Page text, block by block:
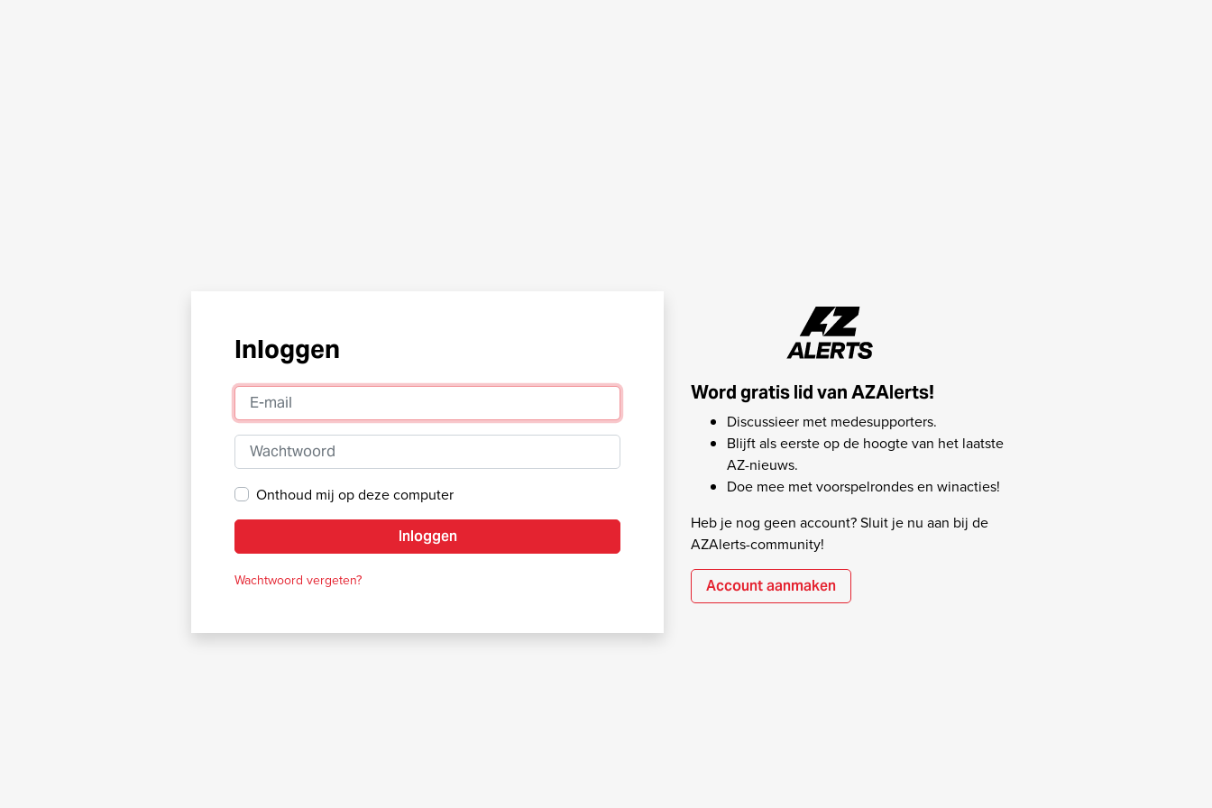
Inloggen
E-mail
Wachtwoord
Onthoud mij op deze computer
Inloggen
Wachtwoord vergeten?
Word gratis lid van AZAlerts!
Discussieer met medesupporters.
Blijft als eerste op de hoogte van het laatste
AZ-nieuws.
Doe mee met voorspelrondes en winacties!
Heb je nog geen account? Sluit je nu aan bij de
AZAlerts-community!
Account aanmaken